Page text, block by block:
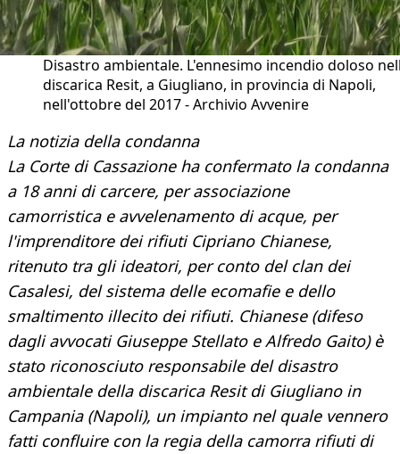
Disastro ambientale. L'ennesimo incendio doloso
discarica Resit, a Giugliano, in provincia di Napoli,
nell'ottobre del 2017 - Archivio Avvenire
La notizia della condanna
La Corte di Cassazione ha confermato la condanna
a 18 anni di carcere, per associazione
camorristica e avvelenamento di acque, per
l'imprenditore dei rifiuti Cipriano Chianese,
ritenuto tra gli ideatori, per conto del clan dei
Casalesi, del sistema delle ecomafie e dello
smaltimento illecito dei rifiuti. Chianese (difeso
dagli avvocati Giuseppe Stellato e Alfredo Gaito) è
stato riconosciuto responsabile del disastro
ambientale della discarica Resit di Giugliano in
Campania (Napoli), un impianto nel quale vennero
fatti confluire con la regia della camorra rifiuti di